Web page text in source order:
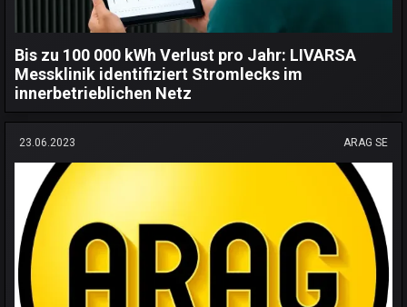
Bis zu 100 000 kWh Verlust pro Jahr: LIVARSA
Messklinik identifiziert Stromlecks im
innerbetrieblichen Netz
23.06.2023 ARAG SE